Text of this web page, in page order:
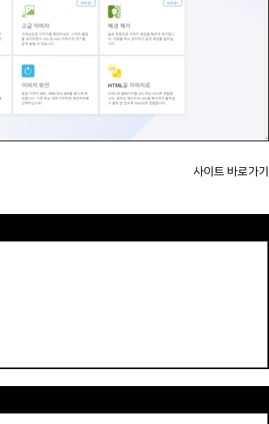
사이트 바로가기